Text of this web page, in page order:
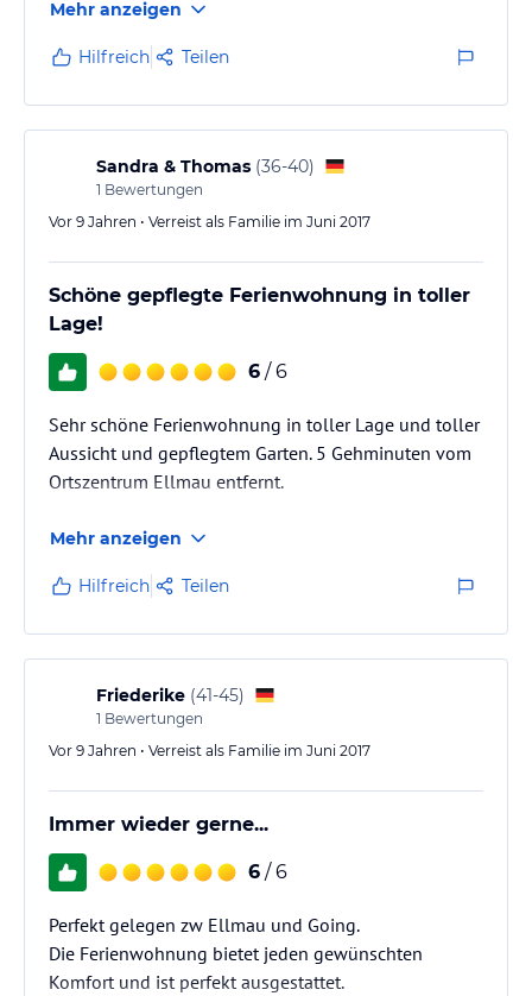
Mehr anzeigen
Hilfreich Teilen
Sandra & Thomas (36-40)
1 Bewertungen
Vor 9 Jahren • Verreist als Familie im Juni 2017
Schöne gepflegte Ferienwohnung in toller
Lage!
6 / 6
Sehr schöne Ferienwohnung in toller Lage und toller
Aussicht und gepflegtem Garten. 5 Gehminuten vom
Ortszentrum Ellmau entfernt.
Mehr anzeigen
Hilfreich Teilen
Friederike (41-45)
1 Bewertungen
Vor 9 Jahren • Verreist als Familie im Juni 2017
Immer wieder gerne...
6 / 6
Perfekt gelegen zw Ellmau und Going.
Die Ferienwohnung bietet jeden gewünschten
Komfort und ist perfekt ausgestattet.